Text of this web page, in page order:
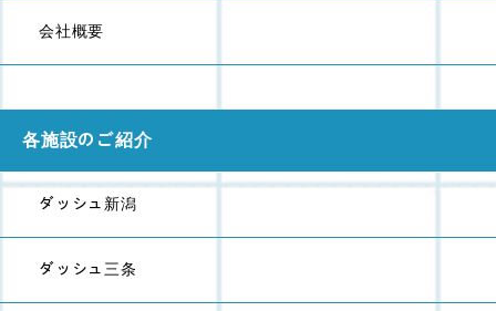
会社概要
各施設のご紹介
ダッシュ新潟
ダッシュ三条